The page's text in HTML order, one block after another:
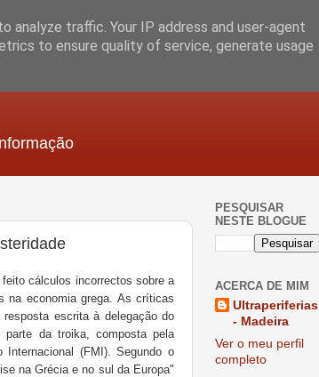
cálculos incorrectos sobre a
na economia grega. As críticas
escrita à delegação do
da troika, composta pela
Internacional (FMI). Segundo o
na Grécia e no sul da Europa"
PESQUISAR
NESTE BLOGUE
ACERCA DE MIM
Ultraperiferias
- Madeira
Ver o meu perfil
completo
analyze traffic. Your IP address and user-agent
to ensure quality of service, generate usage